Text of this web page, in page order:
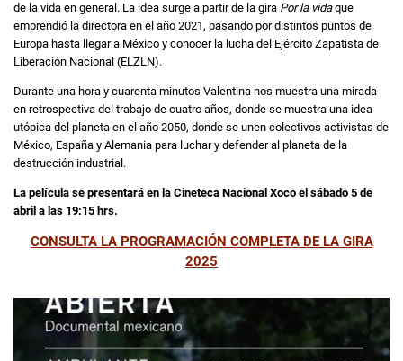
de la vida en general. La idea surge a partir de la gira Por la vidaque
emprendió la directora en el año 2021, pasando por distintos puntos de
Europa hasta llegar a México y conocer la lucha del Ejército Zapatista de
Liberación Nacional (ELZLN).
Durante una hora y cuarenta minutos Valentina nos muestra una mirada
en retrospectiva del trabajo de cuatro años, donde se muestra una idea
utópica del planeta en el año 2050, donde se unen colectivos activistas de
México, España y Alemania para luchar y defender al planeta de la
destrucción industrial.
La película se presentará en la Cineteca Nacional Xoco el sábado 5 de
abril a las 19:15 hrs.
CONSULTA LA PROGRAMACIÓN COMPLETA DE LA GIRA
2025